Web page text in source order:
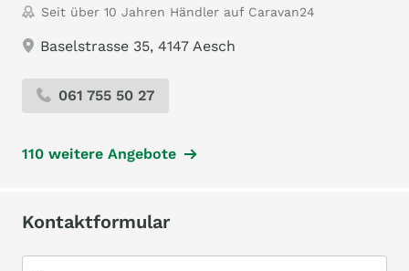
Seit über 10 Jahren Händler auf Caravan24
Baselstrasse 35, 4147 Aesch
061 755 50 27
110 weitere Angebote
Kontaktformular